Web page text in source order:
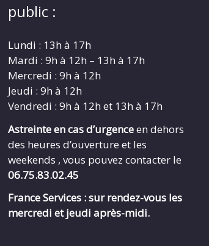
public :
Lundi : 13h à 17h
Mardi : 9h à 12h – 13h à 17h
Mercredi : 9h à 12h
Jeudi : 9h à 12h
Vendredi : 9h à 12h et 13h à 17h
Astreinte en cas d’urgenceen dehors
des heures d’ouverture et les
weekends , vous pouvez contacter le
06.75.83.02.45
France Services : sur rendez-vous les
mercredi et jeudi après-midi.